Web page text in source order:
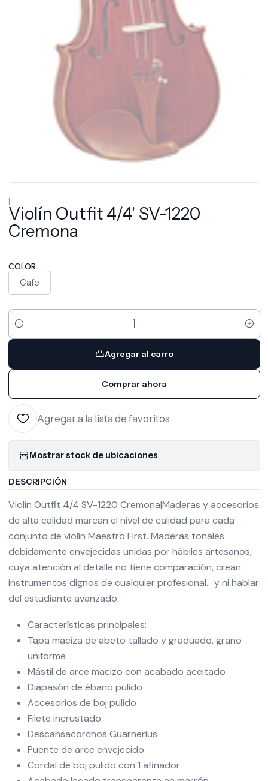
|
Violín Outfit 4/4' SV-1220
Cremona
COLOR
Cafe
Cantidad
Agregar al carro
Comprar ahora
Agregar a la lista de favoritos
Mostrar stock de ubicaciones
DESCRIPCIÓN
Violín Outfit 4/4 SV-1220 Cremona|Maderas y accesorios
de alta calidad marcan el nivel de calidad para cada
conjunto de violín Maestro First. Maderas tonales
debidamente envejecidas unidas por hábiles artesanos,
cuya atención al detalle no tiene comparación, crean
instrumentos dignos de cualquier profesional... y ni hablar
del estudiante avanzado.
Características principales:
Tapa maciza de abeto tallado y graduado, grano
uniforme
Mástil de arce macizo con acabado aceitado
Diapasón de ébano pulido
Accesorios de boj pulido
Filete incrustado
Descansacorchos Guarnerius
Puente de arce envejecido
Cordal de boj pulido con 1 afinador